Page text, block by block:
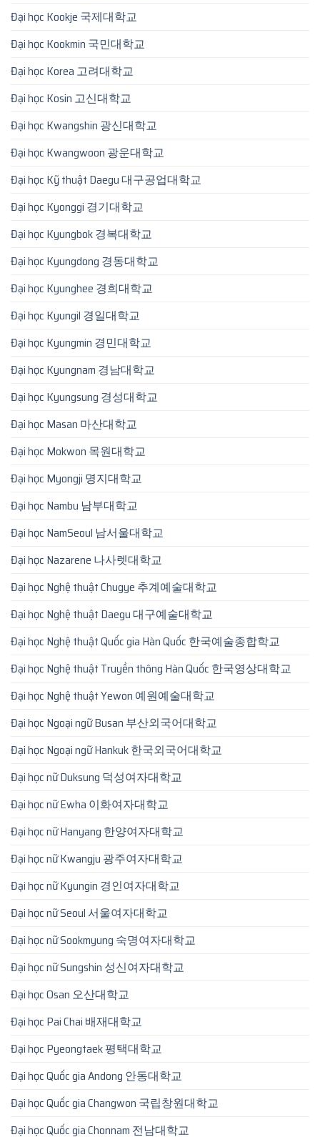
Đại học Kookje 국제대학교
Đại học Kookmin 국민대학교
Đại học Korea 고려대학교
Đại học Kosin 고신대학교
Đại học Kwangshin 광신대학교
Đại học Kwangwoon 광운대학교
Đại học Kỹ thuật Daegu 대구공업대학교
Đại học Kyonggi 경기대학교
Đại học Kyungbok 경복대학교
Đại học Kyungdong 경동대학교
Đại học Kyunghee 경희대학교
Đại học Kyungil 경일대학교
Đại học Kyungmin 경민대학교
Đại học Kyungnam 경남대학교
Đại học Kyungsung 경성대학교
Đại học Masan 마산대학교
Đại học Mokwon 목원대학교
Đại học Myongji 명지대학교
Đại học Nambu 남부대학교
Đại học NamSeoul 남서울대학교
Đại học Nazarene 나사렛대학교
Đại học Nghệ thuật Chugye 추계예술대학교
Đại học Nghệ thuật Daegu 대구예술대학교
Đại học Nghệ thuật Quốc gia Hàn Quốc 한국예술종합학교
Đại học Nghệ thuật Truyền thông Hàn Quốc 한국영상대학교
Đại học Nghệ thuật Yewon 예원예술대학교
Đại học Ngoại ngữ Busan 부산외국어대학교
Đại học Ngoại ngữ Hankuk 한국외국어대학교
Đại học nữ Duksung 덕성여자대학교
Đại học nữ Ewha 이화여자대학교
Đại học nữ Hanyang 한양여자대학교
Đại học nữ Kwangju 광주여자대학교
Đại học nữ Kyungin 경인여자대학교
Đại học nữ Seoul 서울여자대학교
Đại học nữ Sookmyung 숙명여자대학교
Đại học nữ Sungshin 성신여자대학교
Đại học Osan 오산대학교
Đại học Pai Chai 배재대학교
Đại học Pyeongtaek 평택대학교
Đại học Quốc gia Andong 안동대학교
Đại học Quốc gia Changwon 국립창원대학교
Đại học Quốc gia Chonnam 전남대학교